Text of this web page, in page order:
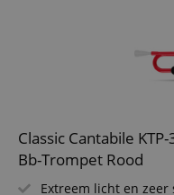
Classic Cantabile
Bb-Trompet Rood
Extreem licht en zeer